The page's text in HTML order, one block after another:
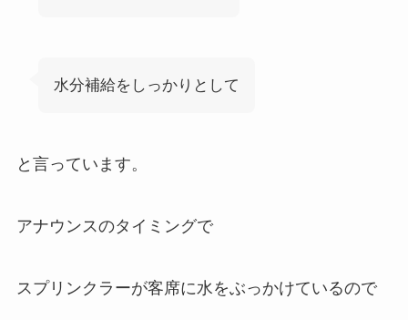
水分補給をしっかりとして
と言っています。
アナウンスのタイミングで
スプリンクラーが客席に水をぶっかけているので